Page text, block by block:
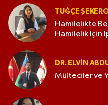
TUĞÇE
Hamilelikte
Hamilelik İçin
DR. ELVIN
Mülteciler ve